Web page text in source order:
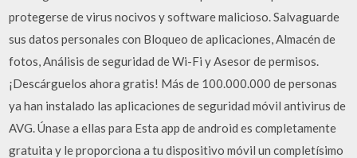
protegerse de virus nocivos y software malicioso. Salvaguarde
sus datos personales con Bloqueo de aplicaciones, Almacén de
fotos, Análisis de seguridad de Wi-Fi y Asesor de permisos.
¡Descárguelos ahora gratis! Más de 100.000.000 de personas
ya han instalado las aplicaciones de seguridad móvil antivirus de
AVG. Únase a ellas para Esta app de android es completamente
gratuita y le proporciona a tu dispositivo móvil un completísimo